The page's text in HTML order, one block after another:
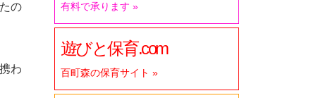
の
わ
有料で承ります »
遊びと保育.com
百町森の保育サイト »